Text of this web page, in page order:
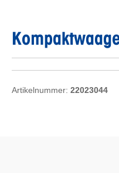
Artikelnummer: 22023044